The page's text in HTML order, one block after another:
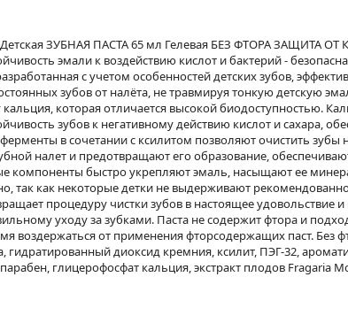
Детская ЗУБНАЯ ПАСТА 65 мл Гелевая БЕЗ ФТОРА
эмали к воздействию кислот и бактерий -
с учетом особенностей детских зубов,
зубов от налёта, не травмируя тонкую детскую
которая отличается высокой биодоступностью.
зубов к негативному действию кислот и сахара,
в сочетании с ксилитом позволяют очистить зубы
налет и предотвращают его образование,
компоненты быстро укрепляют эмаль, насыщают ее
так как некоторые детки не выдерживают
процедуру чистки зубов в настоящее удовольствие
уходу за зубками. Паста не содержит фтора и
воздержаться от применения фторсодержащих паст. Без
гидратированный диоксид кремния, ксилит, ПЭГ-32,
глицерофосфат кальция, экстракт плодов Fragaria